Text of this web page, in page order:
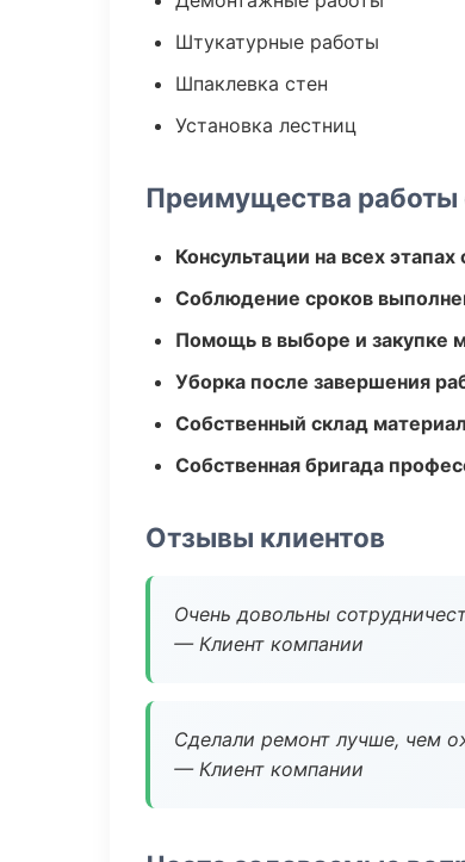
Штукатурные работы
Шпаклевка стен
Установка лестниц
Преимущества работы
Консультации на всех этапах
Соблюдение сроков
Помощь в выборе и закупке
Уборка после завершения
Собственный склад
Собственная бригада
Отзывы клиентов
Очень довольны
— Клиент компании
Сделали ремонт лучше, чем
— Клиент компании